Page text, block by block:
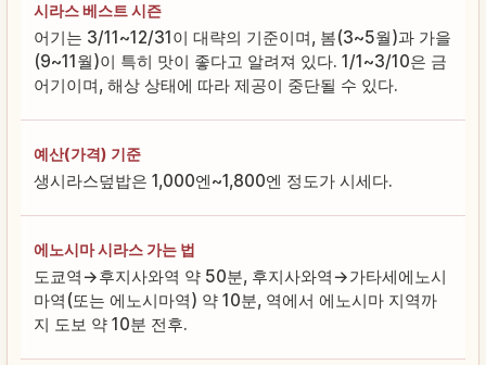
시라스 베스트 시즌
어기는 3/11~12/31이 대략의 기준이며, 봄(3~5월)과 가을
(9~11월)이 특히 맛이 좋다고 알려져 있다. 1/1~3/10은 금
어기이며, 해상 상태에 따라 제공이 중단될 수 있다.
예산(가격) 기준
생시라스덮밥은 1,000엔~1,800엔 정도가 시세다.
에노시마 시라스 가는 법
도쿄역→후지사와역 약 50분, 후지사와역→가타세에노시
마역(또는 에노시마역) 약 10분, 역에서 에노시마 지역까
지 도보 약 10분 전후.